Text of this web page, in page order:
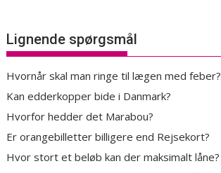
Lignende spørgsmål
Hvornår skal man ringe til lægen med feber?
Kan edderkopper bide i Danmark?
Hvorfor hedder det Marabou?
Er orangebilletter billigere end Rejsekort?
Hvor stort et beløb kan der maksimalt låne?